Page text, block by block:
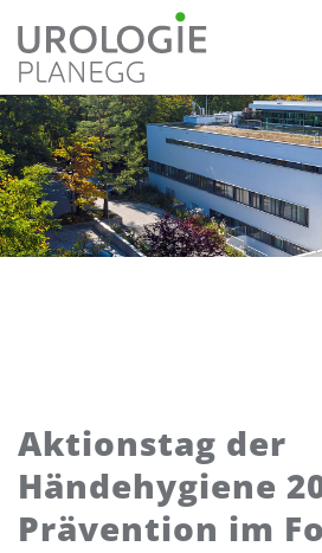
Skip
to
main
content
Aktionstag der
Händehygiene
Prävention im